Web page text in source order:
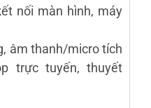
nối màn hình, máy
âm thanh/micro tích
trực tuyến, thuyết